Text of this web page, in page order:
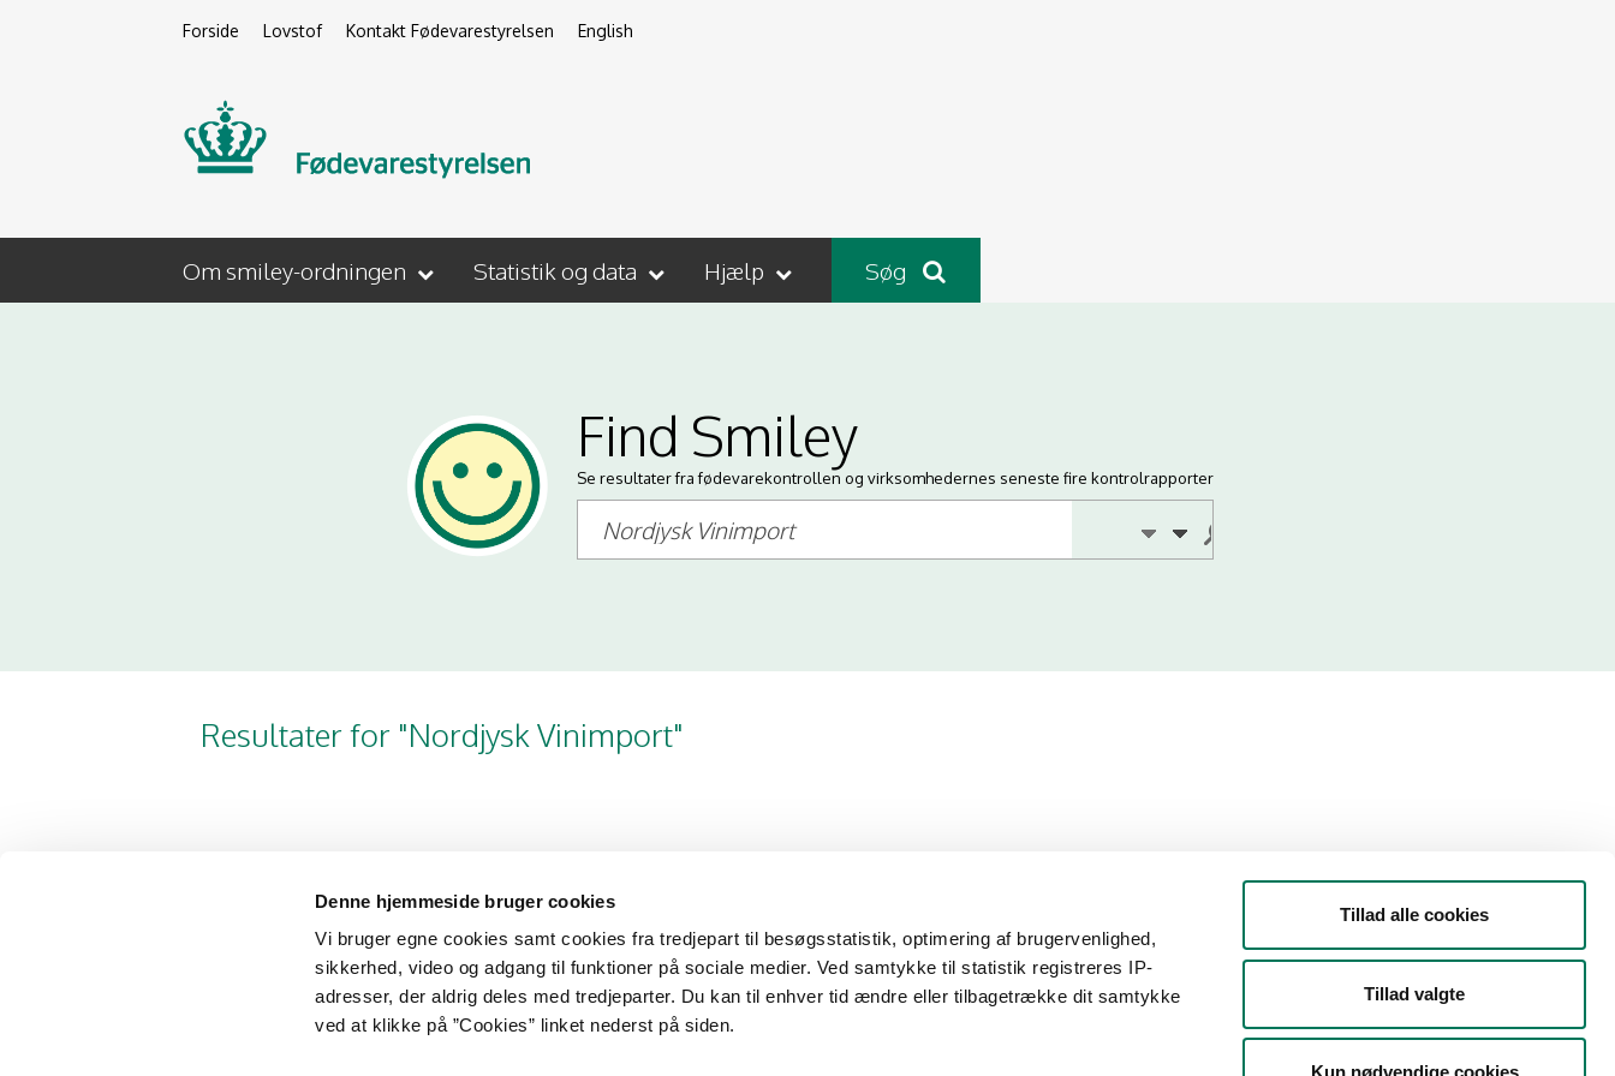
Denne hjemmeside bruger cookies
Vi bruger egne cookies samt cookies fra tredjepart til besøgsstatistik, optimering af brugervenlighed,
sikkerhed, video og adgang til funktioner på sociale medier. Ved samtykke til statistik registreres IP-
adresser, der aldrig deles med tredjeparter. Du kan til enhver tid ændre eller tilbagetrække dit samtykke
ved at klikke på ”Cookies” linket nederst på siden.
Tillad alle cookies
Tillad valgte
Kun nødvendige cookies
Forside Lovstof Kontakt Fødevarestyrelsen English
Om smiley-ordningen Statistik og data Hjælp Søg
Find Smiley
Se resultater fra fødevarekontrollen og virksomhedernes seneste fire kontrolrapporter
Resultater for "Nordjysk Vinimport"
Fødevarestyrelsen Ministeriet